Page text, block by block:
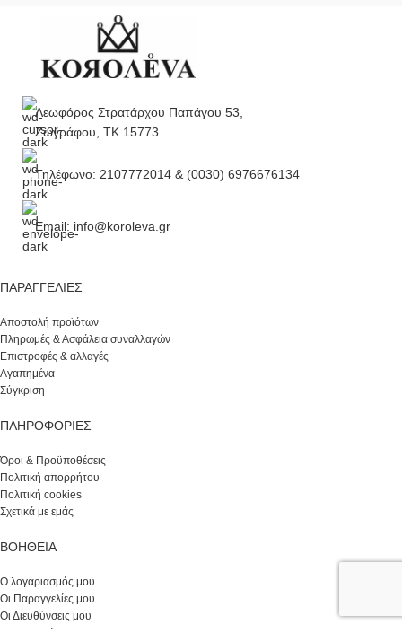
Λεωφόρος Στρατάρχου Παπάγου 53,
Ζωγράφου, ΤΚ 15773
Τηλέφωνο: 2107772014 & (0030) 6976676134
Email: info@koroleva.gr
ΠΑΡΑΓΓΕΛΊΕΣ
Αποστολή προϊότων
Πληρωμές & Ασφάλεια συναλλαγών
Επιστροφές & αλλαγές
Αγαπημένα
Σύγκριση
ΠΛΗΡΟΦΟΡΙΕΣ
Όροι & Προϋποθέσεις
Πολιτική απορρήτου
Πολιτική cookies
Σχετικά με εμάς
ΒΟΉΘΕΙΑ
Ο λογαριασμός μου
Οι Παραγγελίες μου
Οι Διευθύνσεις μου